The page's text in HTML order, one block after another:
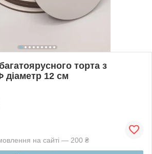
торта з
діаметр 12 см
на сайті — 200 ₴